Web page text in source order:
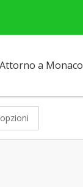
Attorno a Monaco